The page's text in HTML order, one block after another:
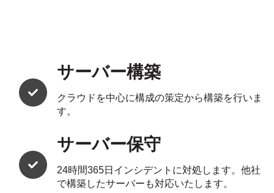
サーバー構築
クラウドを中心に構成の策定から構築を行いま
す。
サーバー保守
24時間365日インシデントに対処します。他社
で構築したサーバーも対応いたします。